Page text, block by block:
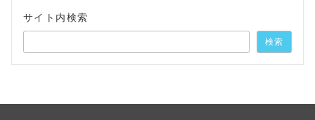
サイト内検索
検索